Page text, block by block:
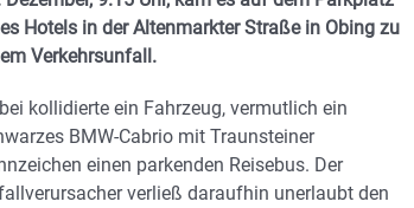
Hotels in der Altenmarkter Straße in Obing zu
Verkehrsunfall.
kollidierte ein Fahrzeug, vermutlich ein
BMW-Cabrio mit Traunsteiner
einen parkenden Reisebus. Der
verließ daraufhin unerlaubt den